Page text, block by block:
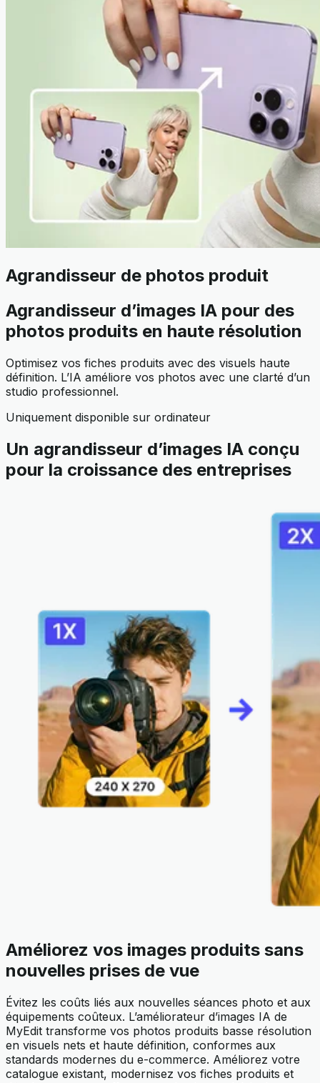
Agrandisseur de photos produit
Agrandisseur d’images IA pour des
photos produits en haute résolution
Optimisez vos fiches produits avec des visuels haute
définition. L’IA améliore vos photos avec une clarté d’un
studio professionnel.
Uniquement disponible sur ordinateur
Un agrandisseur d’images IA conçu
pour la croissance des entreprises
Améliorez vos images produits sans
nouvelles prises de vue
Évitez les coûts liés aux nouvelles séances photo et aux
équipements coûteux. L’améliorateur d’images IA de
MyEdit transforme vos photos produits basse résolution
en visuels nets et haute définition, conformes aux
standards modernes du e-commerce. Améliorez votre
catalogue existant, modernisez vos fiches produits et